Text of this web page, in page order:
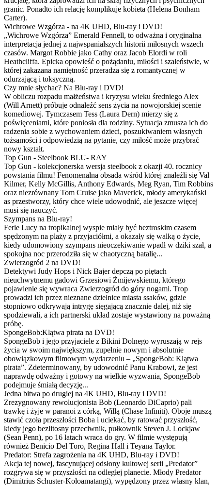
granic. Ponadto ich relację komplikuje kobieta (Helena Bonham
Carter).
Wichrowe Wzgórza - na 4K UHD, Blu-ray i DVD!
„Wichrowe Wzgórza” Emerald Fennell, to odważna i oryginalna
interpretacja jednej z najwspanialszych historii miłosnych wszech
czasów. Margot Robbie jako Cathy oraz Jacob Elordi w roli
Heathcliffa. Epicka opowieść o pożądaniu, miłości i szaleństwie, w
której zakazana namiętność przeradza się z romantycznej w
odurzającą i toksyczną.
Czy mnie słychac? Na Blu-ray i DVD!
W obliczu rozpadu małżeństwa i kryzysu wieku średniego Alex
(Will Arnett) próbuje odnaleźć sens życia na nowojorskiej scenie
komediowej. Tymczasem Tess (Laura Dern) mierzy się z
poświęceniami, które poniosła dla rodziny. Sytuacja zmusza ich do
radzenia sobie z wychowaniem dzieci, poszukiwaniem własnych
tożsamości i odpowiedzią na pytanie, czy miłość może przybrać
nowy kształt.
Top Gun - Steelbook BLU- RAY
Top Gun - kolekcjonerska wersja steelbook z okazji 40. rocznicy
powstania filmu! Fenomenalna obsada wśród której znaleźli się Val
Kilmer, Kelly McGillis, Anthony Edwards, Meg Ryan, Tim Robbins
oraz niezrównany Tom Cruise jako Maverick, młody amerykański
as przestworzy, który chce wiele udowodnić, ale jeszcze więcej
musi się nauczyć.
Szympans na Blu-ray!
Ferie Lucy na tropikalnej wyspie miały być beztroskim czasem
spędzonym na plaży z przyjaciółmi, a okazały się walką o życie,
kiedy udomowiony szympans nieoczekiwanie wpadł w dziki szał, a
spokojna noc przerodziła się w chaotyczną batalię...
Zwierzogród 2 na DVD!
Detektywi Judy Hops i Nick Bajer depczą po piętach
nieuchwytnemu gadowi Grzesiowi Żmijewskiemu, którego
pojawienie się wywraca Zwierzogród do góry nogami. Trop
prowadzi ich przez nieznane dzielnice miasta ssaków, gdzie
stopniowo odkrywają intrygę sięgającą znacznie dalej, niż się
spodziewali, a ich partnerski układ zostaje wystawiony na poważną
próbę.
SpongeBob:Klątwa pirata na DVD!
SpongeBob i jego przyjaciele z Bikini Dolnego wyruszają w rejs
życia w swoim największym, zupełnie nowym i absolutnie
obowiązkowym filmowym wydarzeniu – „SpongeBob: Klątwa
pirata”. Zdeterminowany, by udowodnić Panu Krabowi, że jest
naprawdę odważny i gotowy na wielkie wyzwania, SpongeBob
podejmuje śmiałą decyzję...
Jedna bitwa po drugiej na 4K UHD, Blu-ray i DVD!
Zrezygnowany rewolucjonista Bob (Leonardo DiCaprio) pali
trawkę i żyje w paranoi z córką, Willą (Chase Infiniti). Oboje muszą
stawić czoła przeszłości Boba i uciekać, by ratować przyszłość,
kiedy jego bezlitosny przeciwnik, pułkownik Steven J. Lockjaw
(Sean Penn), po 16 latach wraca do gry. W filmie występują
również Benicio Del Toro, Regina Hall i Teyana Taylor.
Predator: Strefa zagrożenia na 4K UHD, Blu-ray i DVD!
Akcja tej nowej, fascynującej odsłony kultowej serii „Predator”
rozgrywa się w przyszłości na odległej planecie. Młody Predator
(Dimitrius Schuster-Koloamatangi), wypędzony przez własny klan,